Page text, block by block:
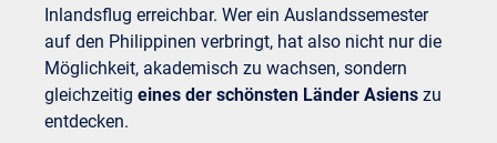
Inlandsflug erreichbar. Wer ein Auslandssemester
auf den Philippinen verbringt, hat also nicht nur die
Möglichkeit, akademisch zu wachsen, sondern
gleichzeitig eines der schönsten Länder Asiens zu
entdecken.